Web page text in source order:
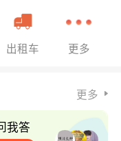
出租车 更多
更多
我答